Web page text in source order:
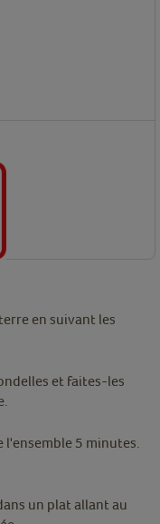
en suivant les
et faites-les
5 minutes.
un plat allant au